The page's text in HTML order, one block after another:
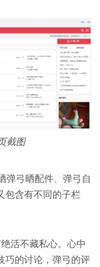
截图
弹弓晒配件、弹弓自
包含有不同的子栏
活不藏私心。心中
巧的讨论，弹弓的评